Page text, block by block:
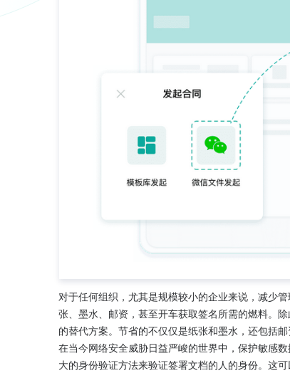
对于任何组织，尤其是规模较小的企业来说，减少
张、墨水、邮资，甚至开车获取签名所需的燃料。
的替代方案。节省的不仅仅是纸张和墨水，还包括邮
在当今网络安全威胁日益严峻的世界中，保护敏感
大的身份验证方法来验证签署文档的人的身份。这